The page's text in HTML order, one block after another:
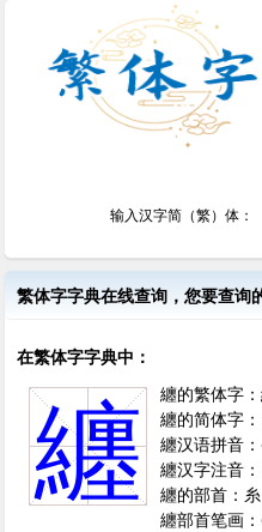
输入汉字简（繁）体：
繁体字字典在线查询，您要查询
在繁体字字典中：
纏
纏的繁体字
纏的简体字
纏汉语拼音
纏汉字注音
纏的部首：糸
纏部首笔画